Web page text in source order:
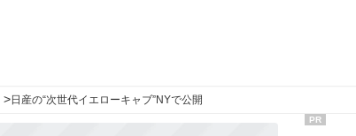
>日産の“次世代イエローキャブ”NYで公開
PR